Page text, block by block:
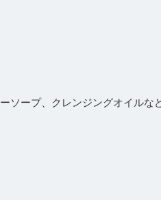
ープ、クレンジングオイルな